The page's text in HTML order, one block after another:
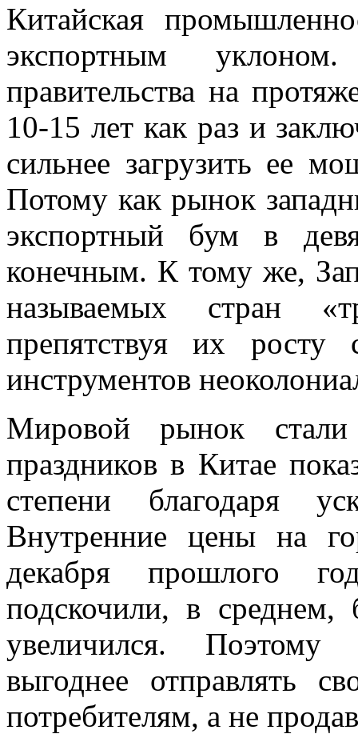
Китайская
экспортным
правительства на
10-15 лет как раз и
сильнее загрузить ее
Потому как рынок
экспортный бум в
конечным. К тому же,
называемых стран
препятствуя их
инструментов
Мировой рынок стали
праздников в Китае
степени благодаря
Внутренние цены на
декабря прошлого
подскочили, в
увеличился.
выгоднее отправлять
потребителям, а не